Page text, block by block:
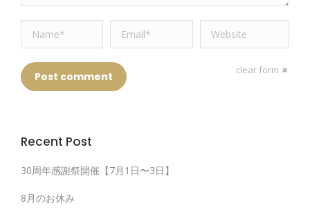
Name * Email * Website
clear form
Post comment
Recent Post
30周年感謝祭開催【7月1日〜3日】
8月のお休み